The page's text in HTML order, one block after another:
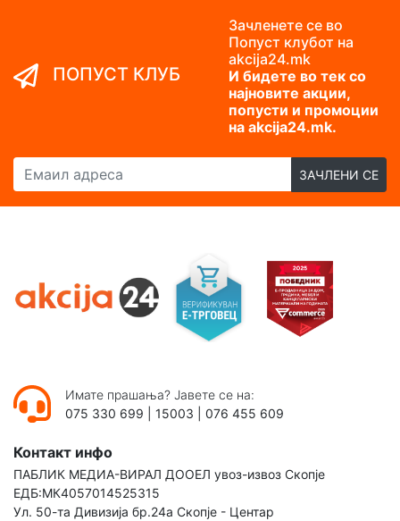
ПОПУСТ КЛУБ
Зачленете се во
Попуст клубот на
akcija24.mk
И бидете во тек со
најновите акции,
попусти и промоции
на akcija24.mk.
Емаил адреса
ЗАЧЛЕНИ СЕ
Имате прашања? Јавете се на:
075 330 699
15003 076 455 609
Контакт инфо
ПАБЛИК МЕДИА-ВИРАЛ ДООЕЛ увоз-извоз Скопје
ЕДБ:МК4057014525315
Ул. 50-та Дивизија бр.24а Скопје - Центар